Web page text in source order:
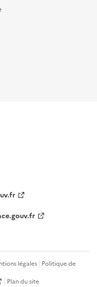
légales Politique de
Plan du site